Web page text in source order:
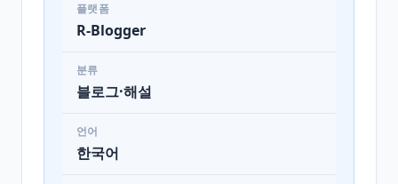
플랫폼
R-Blogger
분류
블로그·해설
언어
한국어